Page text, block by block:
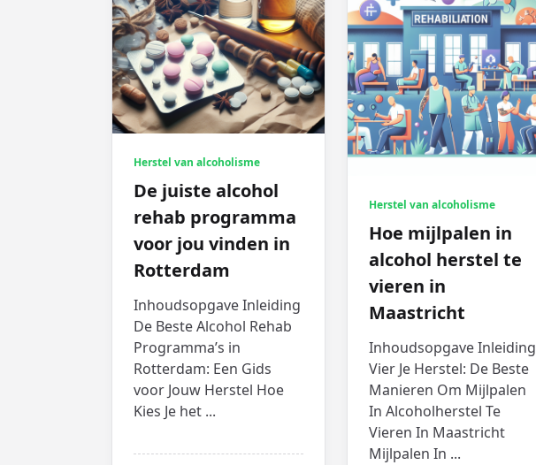
Herstel van alcoholisme
De juiste alcohol
rehab programma
voor jou vinden in
Rotterdam
Inhoudsopgave Inleiding
De Beste Alcohol Rehab
Programma’s in
Rotterdam: Een Gids
voor Jouw Herstel Hoe
Kies Je het ...
Herstel van alcoholisme
Hoe mijlpalen in
alcohol herstel te
vieren in
Maastricht
Inhoudsopgave Inleiding
Vier Je Herstel: De Beste
Manieren Om Mijlpalen
In Alcoholherstel Te
Vieren In Maastricht
Mijlpalen In ...